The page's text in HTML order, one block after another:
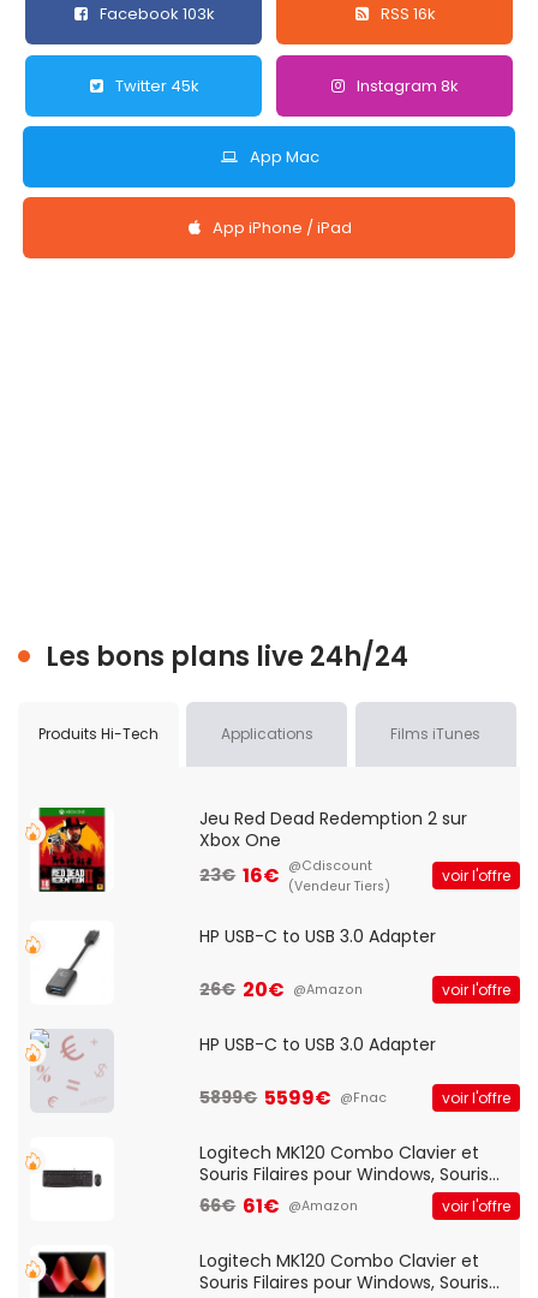
Facebook 103k RSS 16k
Twitter 45k Instagram 8k
App Mac
App iPhone / iPad
Les bons plans live 24h/24
Produits Hi-Tech Applications Films iTunes
Jeu Red Dead Redemption 2 sur
Xbox One
23€ 16€ @Cdiscount
(Vendeur Tiers)
voir l'offre
HP USB-C to USB 3.0 Adapter
26€ 20€ @Amazon voir l'offre
HP USB-C to USB 3.0 Adapter
5899€ 5599€ @Fnac voir l'offre
Logitech MK120 Combo Clavier et
Souris Filaires pour Windows, Souris
Optique Filaire, Connexion USB Plug
And Play, Confortable, Taille
QWERTY UK - Noir
66€ 61€ @Amazon voir l'offre
Logitech MK120 Combo Clavier et
Souris Filaires pour Windows, Souris